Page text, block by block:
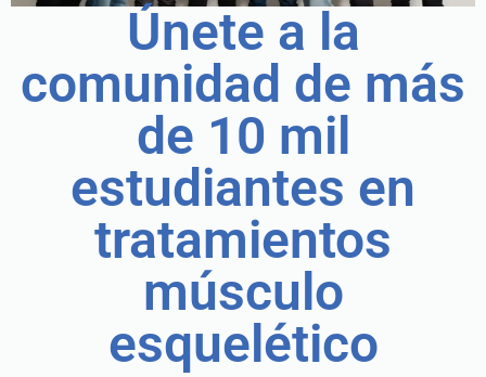
Únete a la
comunidad de más
de 10 mil
estudiantes en
tratamientos
músculo
esquelético